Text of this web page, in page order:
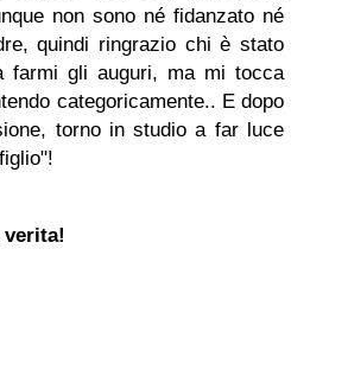
non sono né fidanzato né
quindi ringrazio chi è stato
farmi gli auguri, ma mi tocca
categoricamente.. E dopo
torno in studio a far luce
verita!